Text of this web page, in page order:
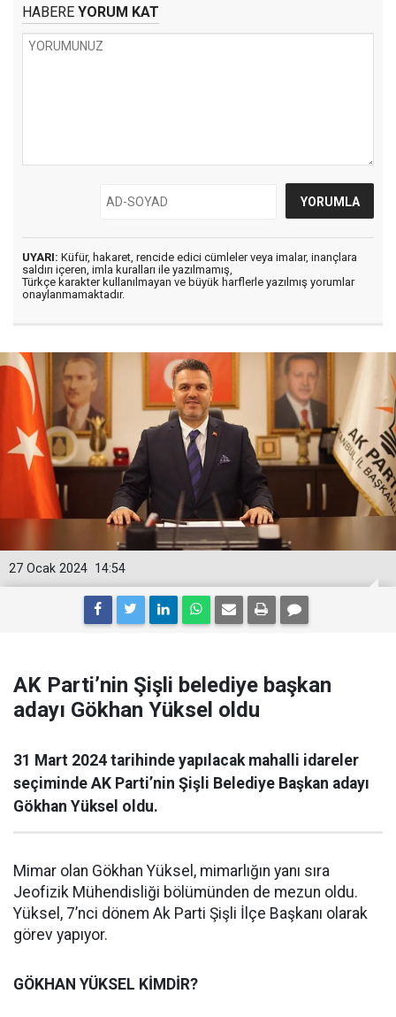
HABERE YORUM KAT
UYARI: Küfür, hakaret, rencide edici cümleler veya imalar, inançlara
saldırı içeren, imla kuralları ile yazılmamış,
Türkçe karakter kullanılmayan ve büyük harflerle yazılmış yorumlar
onaylanmamaktadır.
14:54
27 Ocak 2024
AK Parti’nin Şişli belediye başkan
adayı Gökhan Yüksel oldu
31 Mart 2024 tarihinde yapılacak mahalli idareler
seçiminde AK Parti’nin Şişli Belediye Başkan adayı
Gökhan Yüksel oldu.
Mimar olan Gökhan Yüksel, mimarlığın yanı sıra
Jeofizik Mühendisliği bölümünden de mezun oldu.
Yüksel, 7’nci dönem Ak Parti Şişli İlçe Başkanı olarak
görev yapıyor.
GÖKHAN YÜKSEL KİMDİR?